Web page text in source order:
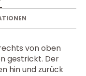
von oben
gestrickt. Der
hin und zurück